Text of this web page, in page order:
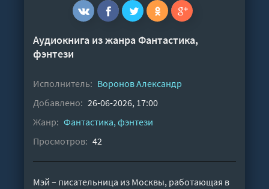
Аудиокнига из жанраФантастика,
фэнтези
Исполнитель: Воронов Александр
Добавлено: 26-06-2026, 17:00
Жанр: Фантастика, фэнтези
Просмотров: 42
Мэй – писательница из Москвы, работающая в